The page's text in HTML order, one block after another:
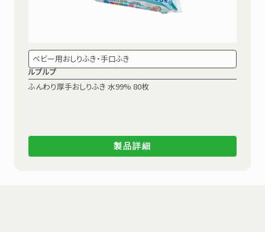
ベビー用おしりふき・手口ふき
ルプルプ
ふんわり厚手おしりふき 水99% 80枚
製品詳細